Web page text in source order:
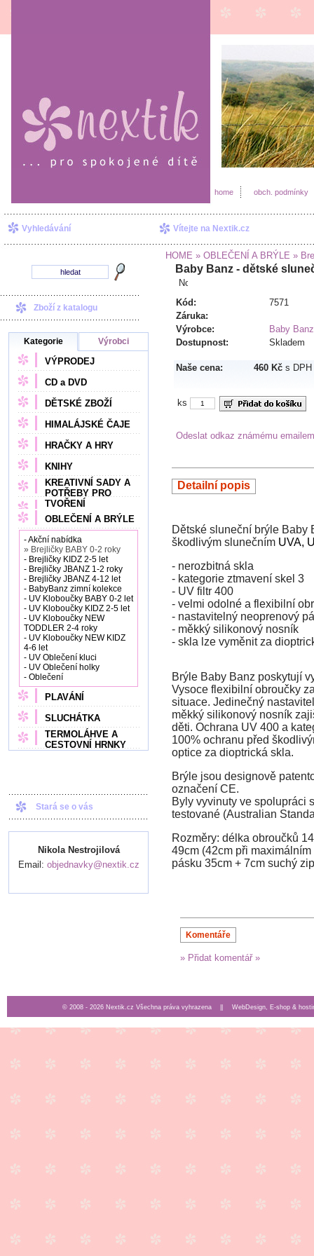
home obch. podmínky
Vyhledávání Vítejte na Nextik.cz
Zboží z katalogu
Kategorie Výrobci
VÝPRODEJ
CD a DVD
DĚTSKÉ ZBOŽÍ
HIMALÁJSKÉ ČAJE
HRAČKY A HRY
KNIHY
KREATIVNÍ SADY A
POTŘEBY PRO
TVOŘENÍ
OBLEČENÍ A BRÝLE
- Akční nabídka
» Brejličky BABY 0-2 roky
- Brejličky KIDZ 2-5 let
- Brejličky JBANZ 1-2 roky
- Brejličky JBANZ 4-12 let
- BabyBanz zimní kolekce
- UV Kloboučky BABY 0-2 let
- UV Kloboučky KIDZ 2-5 let
- UV Kloboučky NEW
TODDLER 2-4 roky
- UV Kloboučky NEW KIDZ
4-6 let
- UV Oblečení kluci
- UV Oblečení holky
- Oblečení
PLAVÁNÍ
SLUCHÁTKA
TERMOLÁHVE A
CESTOVNÍ HRNKY
Stará se o vás
Nikola Nestrojilová
Email: objednavky@nextik.cz
HOME » OBLEČENÍ A BRÝLE »
Baby Banz - dětské
Kód:
7571
Záruka:
Výrobce:
Baby Banz
Dostupnost:
Skladem
Naše cena: 460 Kč s DPH
ks
Odeslat odkaz známému emailem
Detailní popis
Dětské sluneční brýle Baby
škodlivým slunečním UVA,
- nerozbitná skla
- kategorie ztmavení skel 3
- UV filtr 400
- velmi odolné a flexibilní
- nastavitelný neoprenový
- měkký silikonový nosník
- skla lze vyměnit za
Brýle Baby Banz poskytují
Vysoce flexibilní obroučky
situace. Jedinečný
měkký silikonový nosník
děti. Ochrana UV 400 a
100% ochranu před
optice za dioptrická skla.
Brýle jsou designově
označení CE.
Byly vyvinuty ve spolupráci
testované (Australian
Rozměry: délka obroučků
49cm (42cm při
pásku 35cm + 7cm suchý zip
Komentáře
» Přidat komentář »
© 2008 - 2026 Nextik.cz Všechna práva vyhrazena || WebDesign, E-shop &